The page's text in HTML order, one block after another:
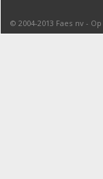
© 2004-2013 Faes nv -